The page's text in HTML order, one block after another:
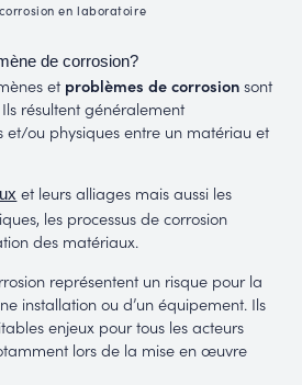
en laboratoire
de corrosion?
et problèmes de corrosionsont
résultent généralement
et/ou physiques entre un matériau et
et leurs alliages mais aussi les
les processus de corrosion
des matériaux.
représentent un risque pour la
installation ou d’un équipement. Ils
enjeux pour tous les acteurs
lors de la mise en œuvre